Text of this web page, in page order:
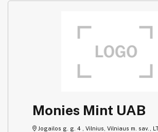
Monies Mint UAB
Jogailos g. g. 4 , Vilnius, Vilniaus m. sav.,